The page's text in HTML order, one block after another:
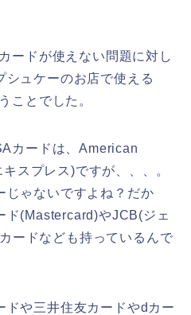
ードが使えない問題に対し
シュケーのお店で使える
ことでした。
カードは、American
スプレス)ですが、、、。
じゃないですよね？だか
ド(Mastercard)やJCB(ジェ
ードなども持っているんで
ドや三井住友カードやdカー